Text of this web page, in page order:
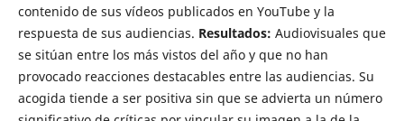
contenido de sus vídeos publicados en YouTube y la
respuesta de sus audiencias. Resultados: Audiovisuales que
se sitúan entre los más vistos del año y que no han
provocado reacciones destacables entre las audiencias. Su
acogida tiende a ser positiva sin que se advierta un número